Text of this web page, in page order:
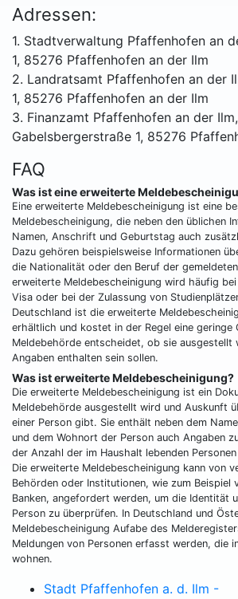
Adressen:
1. Stadtverwaltung Pfaffenhofen an
1, 85276 Pfaffenhofen an der Ilm
2. Landratsamt Pfaffenhofen an der
1, 85276 Pfaffenhofen an der Ilm
3. Finanzamt Pfaffenhofen an der Ilm,
Gabelsbergerstraße 1, 85276
FAQ
Was ist eine erweiterte
Eine erweiterte Meldebescheinigung ist eine
Meldebescheinigung, die neben den üblichen
Namen, Anschrift und Geburtstag auch
Dazu gehören beispielsweise Informationen
die Nationalität oder den Beruf der
erweiterte Meldebescheinigung wird häufig
Visa oder bei der Zulassung von
Deutschland ist die erweiterte
erhältlich und kostet in der Regel eine geringe
Meldebehörde entscheidet, ob sie ausgestellt
Angaben enthalten sein sollen.
Was ist erweiterte Meldebescheinigung?
Die erweiterte Meldebescheinigung ist ein
Meldebehörde ausgestellt wird und Auskunft
einer Person gibt. Sie enthält neben dem
und dem Wohnort der Person auch Angaben
der Anzahl der im Haushalt lebenden
Die erweiterte Meldebescheinigung kann von
Behörden oder Institutionen, wie zum Beispiel
Banken, angefordert werden, um die Identität
Person zu überprüfen. In Deutschland und
Meldebescheinigung Aufabe des
Meldungen von Personen erfasst werden, die
wohnen.
Stadt Pfaffenhofen a. d. Ilm -